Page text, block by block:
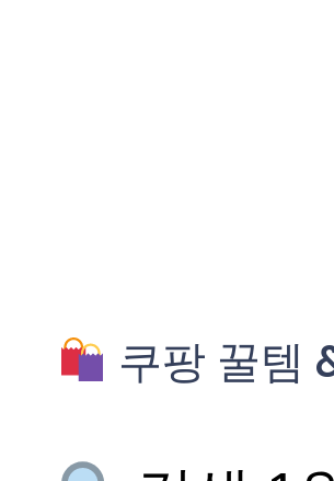
쿠팡 꿀템